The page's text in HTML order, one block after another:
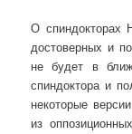
О спиндокторах
достоверных и
не будет в
спиндоктора и
некоторые
из